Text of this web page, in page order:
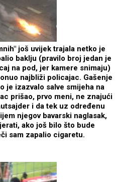
još uvijek trajala netko je
baklju (pravilo broj jedan je
na pod, jer kamere snimaju)
najbliži policajac. Gašenje
je izazvalo salve smijeha na
prišao, prvo meni, ne znajući
i da tek uz određenu
njegov bavarski naglasak,
ako još bilo što bude
sam zapalio cigaretu.